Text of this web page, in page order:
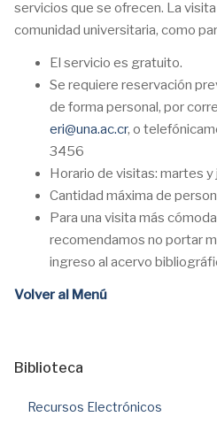
servicios que se ofrecen. La
comunidad universitaria, como
El servicio es gratuito.
Se requiere reservación
de forma personal, por
eri@una.ac.cr, o
3456
Horario de visitas: martes y
Cantidad máxima de
Para una visita más
recomendamos no portar
ingreso al acervo
Volver al Menú
Biblioteca
Recursos Electrónicos